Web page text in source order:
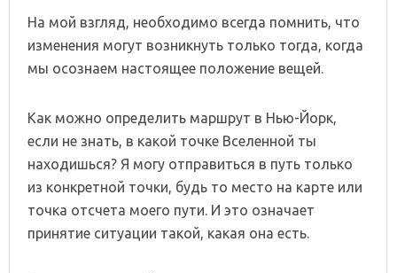
На мой взгляд, необходимо всегда помнить, что
изменения могут возникнуть только тогда, когда
мы осознаем настоящее положение вещей.
Как можно определить маршрут в Нью-Йорк,
если не знать, в какой точке Вселенной ты
находишься? Я могу отправиться в путь только
из конкретной точки, будь то место на карте или
точка отсчета моего пути. И это означает
принятие ситуации такой, какая она есть.